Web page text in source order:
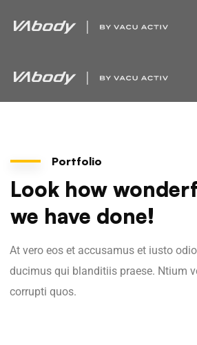
Portfolio
Look how
we have done!
At vero eos et accusamus et iusto
ducimus qui blanditiis praese. Ntium
corrupti quos.